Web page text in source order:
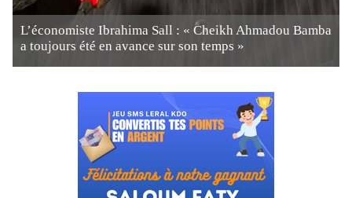
L’économiste Ibrahima Sall : « Cheikh Ahmadou Bamba
a toujours été en avance sur son temps »